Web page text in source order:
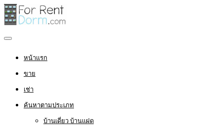
หน้าแรก
ขาย
เช่า
ค้นหาตามประเภท
บ้านเดี่ยว บ้านแฝด